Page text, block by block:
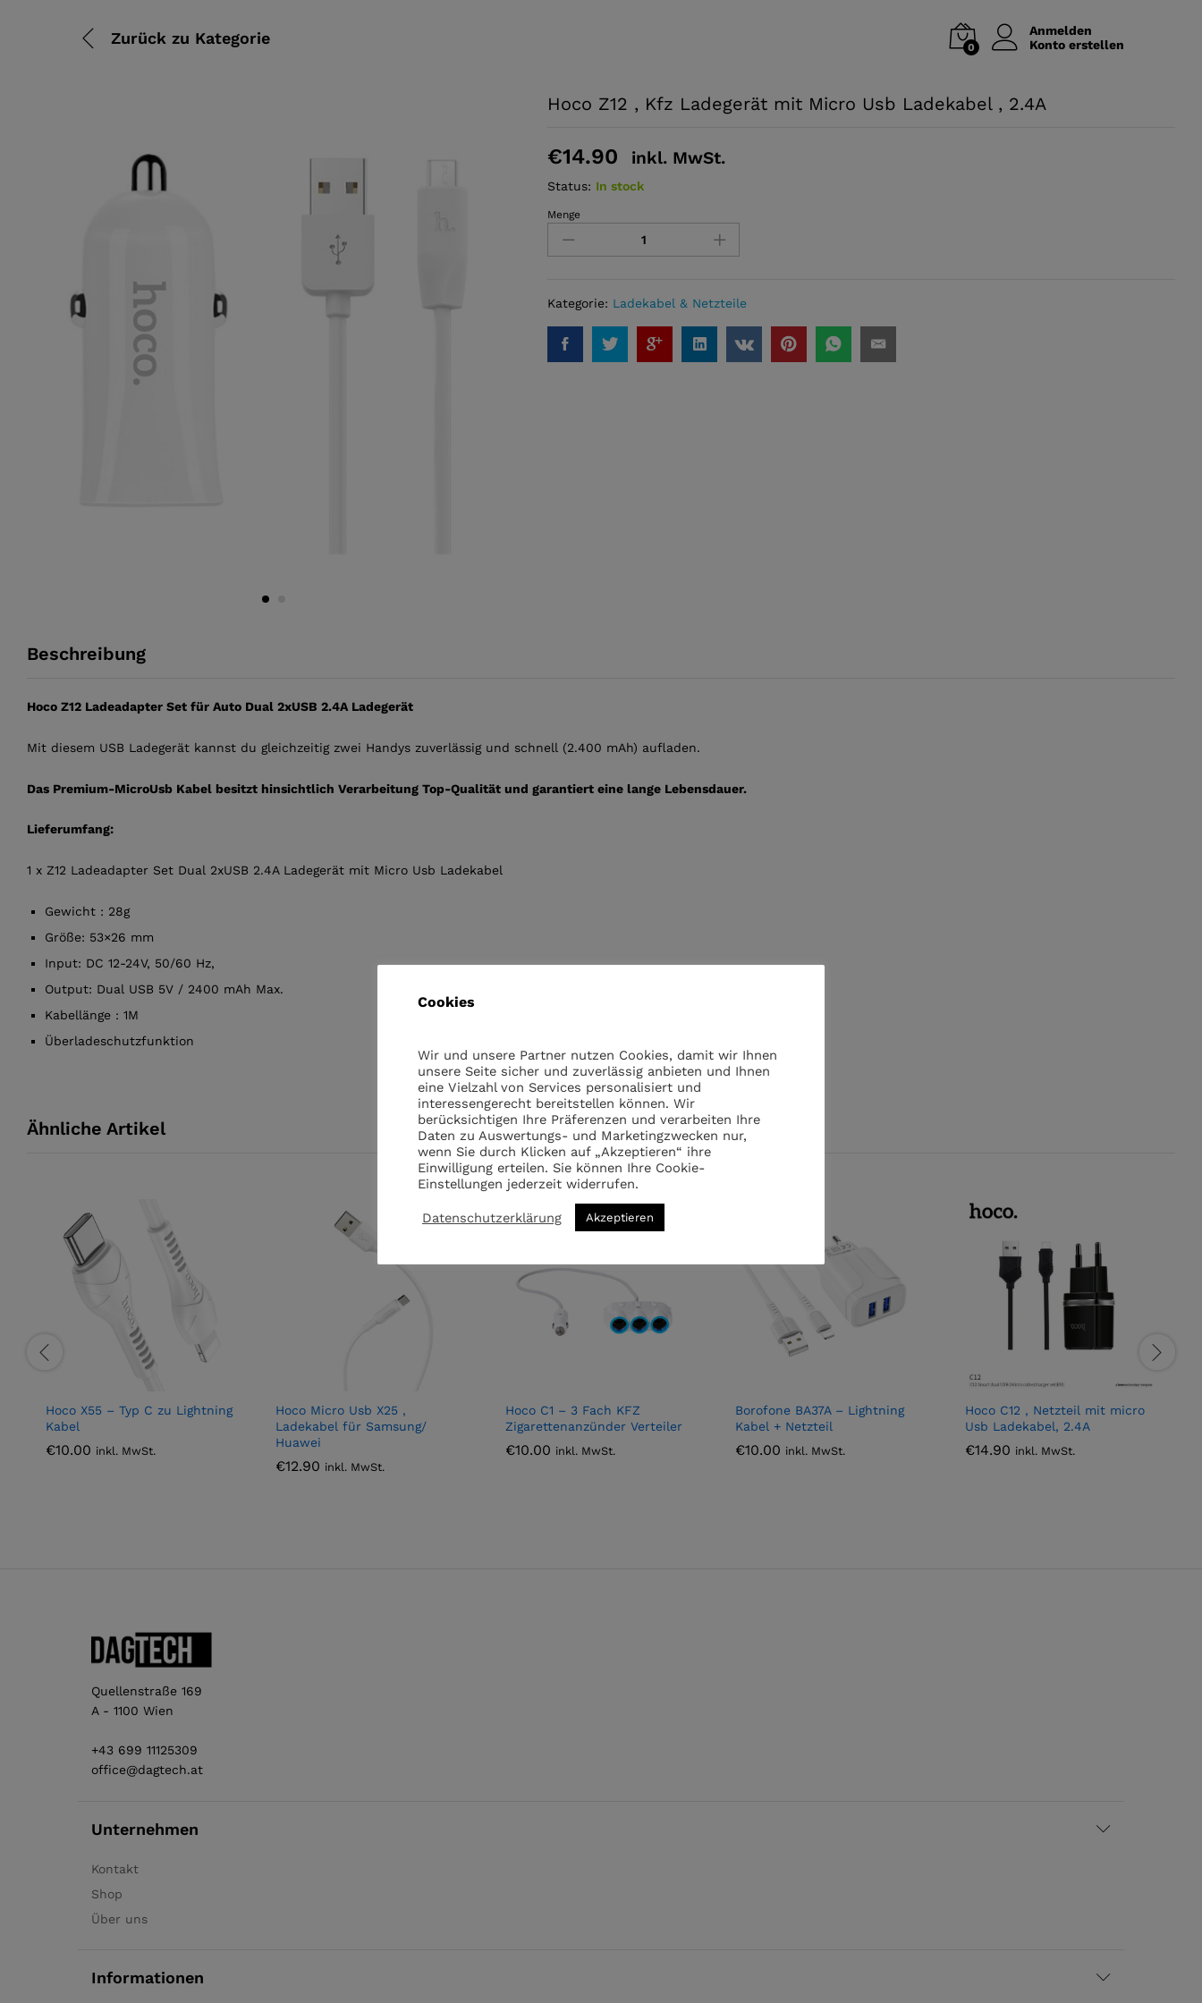
Zurück zu Kategorie
0
Anmelden
Konto erstellen
Hoco Z12 , Kfz Ladegerät mit Micro Usb Ladekabel , 2.4A
€14.90 inkl. MwSt.
Status: In stock
Hoco
Z12
,
Ladegerät
Micro
Menge
Kategorie: Ladekabel & Netzteile
Beschreibung
Hoco Z12 Ladeadapter Set für Auto Dual 2xUSB 2.4A Ladegerät
Mit diesem USB Ladegerät kannst du gleichzeitig zwei Handys zuverlässig und schnell (2.400 mAh) aufladen.
Das Premium-MicroUsb Kabel besitzt hinsichtlich Verarbeitung Top-Qualität und garantiert eine lange Lebensdauer.
Lieferumfang:
1 x Z12 Ladeadapter Set Dual 2xUSB 2.4A Ladegerät mit Micro Usb Ladekabel
Gewicht : 28g
Größe: 53×26 mm
Input: DC 12-24V, 50/60 Hz,
Output: Dual USB 5V / 2400 mAh Max.
Kabellänge : 1M
Überladeschutzfunktion
Ähnliche Artikel
Hoco X55 – Typ C zu Lightning
Kabel
€10.00 inkl. MwSt.
Hoco Micro Usb X25 ,
Ladekabel für Samsung/
Huawei
€12.90 inkl. MwSt.
Hoco C1 – 3 Fach KFZ
Zigarettenanzünder Verteiler
€10.00 inkl. MwSt.
Borofone BA37A – Lightning
Kabel + Netzteil
€10.00 inkl. MwSt.
Hoco C12 , Netzteil mit micro
Usb Ladekabel, 2.4A
€14.90 inkl. MwSt.
Quellenstraße 169
A - 1100 Wien
+43 699 11125309
office@dagtech.at
Unternehmen
Kontakt
Shop
Über uns
Informationen
Cookies
Wir und unsere Partner nutzen Cookies, damit wir Ihnen
unsere Seite sicher und zuverlässig anbieten und Ihnen
eine Vielzahl von Services personalisiert und
interessengerecht bereitstellen können. Wir
berücksichtigen Ihre Präferenzen und verarbeiten Ihre
Daten zu Auswertungs- und Marketingzwecken nur,
wenn Sie durch Klicken auf „Akzeptieren“ ihre
Einwilligung erteilen. Sie können Ihre Cookie-
Einstellungen jederzeit widerrufen.
Datenschutzerklärung Akzeptieren